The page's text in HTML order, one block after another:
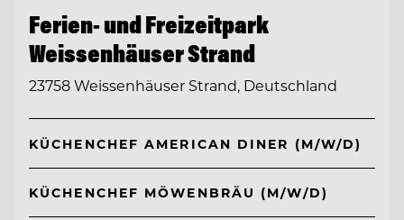
Ferien- und Freizeitpark
Weissenhäuser Strand
23758 Weissenhäuser Strand, Deutschland
KÜCHENCHEF AMERICAN DINER (M/W/D)
KÜCHENCHEF MÖWENBRÄU (M/W/D)